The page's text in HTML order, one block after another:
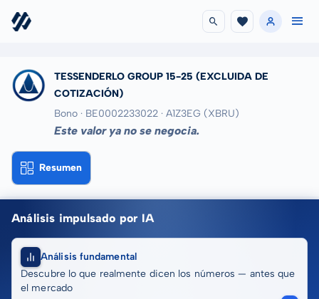
TESSENDERLO GROUP 15-25 (EXCLUIDA DE
COTIZACIÓN)
Bono · BE0002233022 · A1Z3EG (XBRU)
Este valor ya no se negocia.
Resumen
Análisis impulsado por IA
Análisis fundamental
Descubre lo que realmente dicen los números — antes que
el mercado